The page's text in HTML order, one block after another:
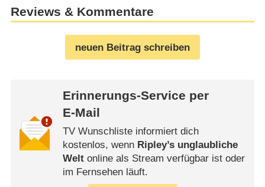
Reviews & Kommentare
neuen Beitrag schreiben
Erinnerungs-Service per
E-Mail
TV Wunschliste informiert dich
kostenlos, wenn Ripley’s unglaubliche
Weltonline als Stream verfügbar ist oder
im Fernsehen läuft.